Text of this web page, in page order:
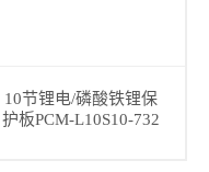
10节锂电/磷酸铁锂保
护板PCM-L10S10-732